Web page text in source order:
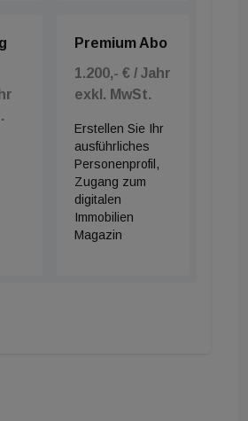
Premium Abo
1.200,- € / Jahr
exkl. MwSt.
Erstellen Sie Ihr
ausführliches
Personenprofil,
Zugang zum
digitalen
Immobilien
Magazin